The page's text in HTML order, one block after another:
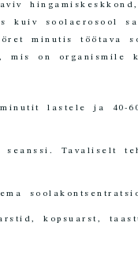
kuiv soolaerosool
minutis töötava
mis on organismile
30 minutit
seanssi. Tavaliselt
kopsuarst,